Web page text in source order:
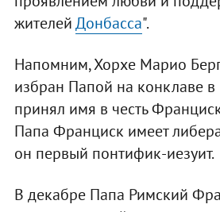
жителейДонбасса".
Напомним, Хорхе Марио
избран Папой на конклаве в
принял имя в честь
Папа Франциск имеет
он первый понтифик-иезуит.
В декабре Папа Римский